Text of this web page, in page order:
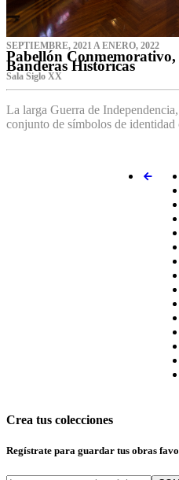
SEPTIEMBRE, 2021 A ENERO, 2022
Pabellón
Banderas Históricas
Sala Siglo XX
La larga Guerra de
conjunto de símbolos de
Crea tus colecciones
Regístrate para guardar tus obras